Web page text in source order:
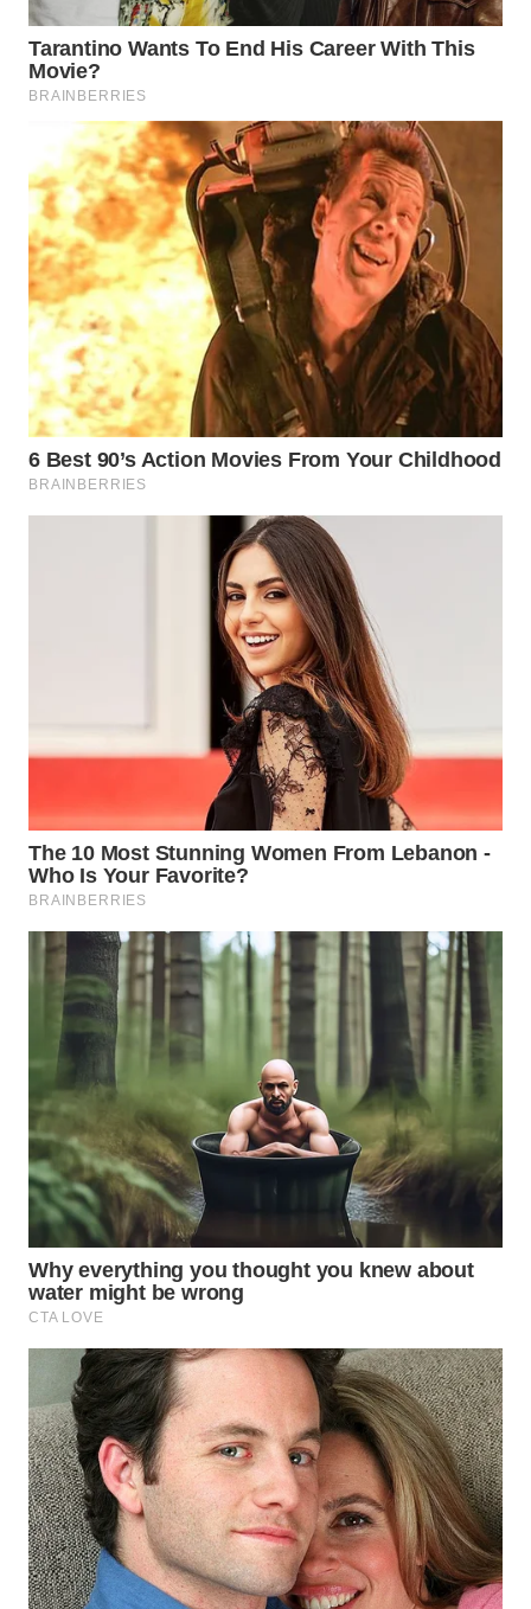
WN
NUSANTARA
WN
JOGJA
WN
JATIM
WN
BALI
WN
KALBAR
WN
KALTENG
KALTIM
WN
SULSEL
WN
GORONTALO
WN
SULUT
WN
MALUKU
WN
MALUT
DAIRI
WN
DANAU
TOBA
WN
NIAS
WN
LANGKAT